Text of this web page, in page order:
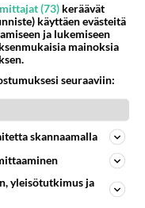
tekemisen jälkeen
14 6139
Vastattu 13pv
löytyi vihdoin
Näin että hän
(73) keräävät
käyttäen evästeitä
ja lukemiseen
mainoksia
seuraaviin:
skannaamalla
yleisötutkimus ja